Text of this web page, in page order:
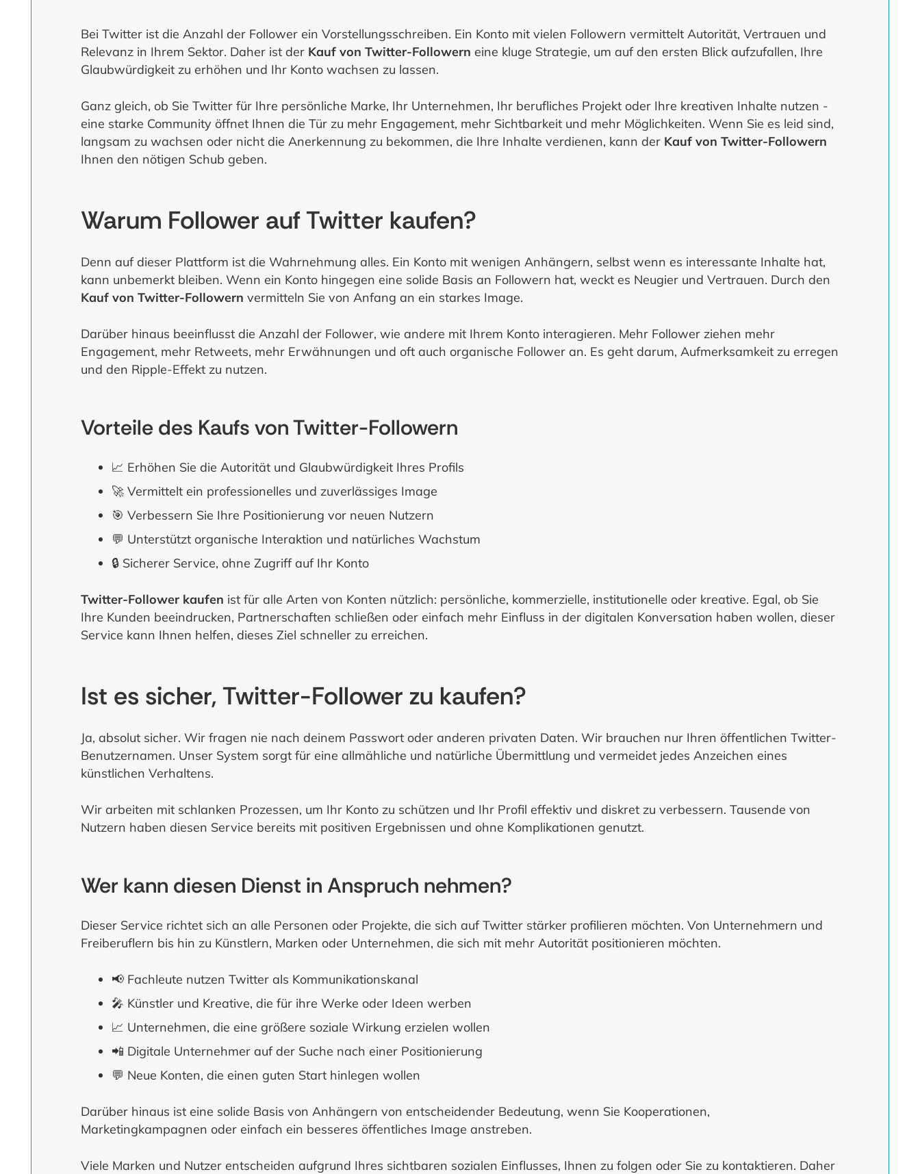
Bei Twitter ist die Anzahl der Follower ein Vorstellungsschreiben. Ein Konto mit vielen Followern vermittelt Autorität, Vertrauen und
Relevanz in Ihrem Sektor. Daher ist der Kauf von Twitter-Followern eine kluge Strategie, um auf den ersten Blick aufzufallen, Ihre
Glaubwürdigkeit zu erhöhen und Ihr Konto wachsen zu lassen.
Ganz gleich, ob Sie Twitter für Ihre persönliche Marke, Ihr Unternehmen, Ihr berufliches Projekt oder Ihre kreativen Inhalte nutzen -
eine starke Community öffnet Ihnen die Tür zu mehr Engagement, mehr Sichtbarkeit und mehr Möglichkeiten. Wenn Sie es leid sind,
langsam zu wachsen oder nicht die Anerkennung zu bekommen, die Ihre Inhalte verdienen, kann der Kauf von Twitter-Followern
Ihnen den nötigen Schub geben.
Warum Follower auf Twitter kaufen?
Denn auf dieser Plattform ist die Wahrnehmung alles. Ein Konto mit wenigen Anhängern, selbst wenn es interessante Inhalte hat,
kann unbemerkt bleiben. Wenn ein Konto hingegen eine solide Basis an Followern hat, weckt es Neugier und Vertrauen. Durch den
Kauf von Twitter-Followern vermitteln Sie von Anfang an ein starkes Image.
Darüber hinaus beeinflusst die Anzahl der Follower, wie andere mit Ihrem Konto interagieren. Mehr Follower ziehen mehr
Engagement, mehr Retweets, mehr Erwähnungen und oft auch organische Follower an. Es geht darum, Aufmerksamkeit zu erregen
und den Ripple-Effekt zu nutzen.
Vorteile des Kaufs von Twitter-Followern
📈 Erhöhen Sie die Autorität und Glaubwürdigkeit Ihres Profils
🚀 Vermittelt ein professionelles und zuverlässiges Image
🎯 Verbessern Sie Ihre Positionierung vor neuen Nutzern
💬 Unterstützt organische Interaktion und natürliches Wachstum
🔒 Sicherer Service, ohne Zugriff auf Ihr Konto
Twitter-Follower kaufen ist für alle Arten von Konten nützlich: persönliche, kommerzielle, institutionelle oder kreative. Egal, ob Sie
Ihre Kunden beeindrucken, Partnerschaften schließen oder einfach mehr Einfluss in der digitalen Konversation haben wollen, dieser
Service kann Ihnen helfen, dieses Ziel schneller zu erreichen.
Ist es sicher, Twitter-Follower zu kaufen?
Ja, absolut sicher. Wir fragen nie nach deinem Passwort oder anderen privaten Daten. Wir brauchen nur Ihren öffentlichen Twitter-
Benutzernamen. Unser System sorgt für eine allmähliche und natürliche Übermittlung und vermeidet jedes Anzeichen eines
künstlichen Verhaltens.
Wir arbeiten mit schlanken Prozessen, um Ihr Konto zu schützen und Ihr Profil effektiv und diskret zu verbessern. Tausende von
Nutzern haben diesen Service bereits mit positiven Ergebnissen und ohne Komplikationen genutzt.
Wer kann diesen Dienst in Anspruch nehmen?
Dieser Service richtet sich an alle Personen oder Projekte, die sich auf Twitter stärker profilieren möchten. Von Unternehmern und
Freiberuflern bis hin zu Künstlern, Marken oder Unternehmen, die sich mit mehr Autorität positionieren möchten.
📢 Fachleute nutzen Twitter als Kommunikationskanal
🎤 Künstler und Kreative, die für ihre Werke oder Ideen werben
📈 Unternehmen, die eine größere soziale Wirkung erzielen wollen
📲 Digitale Unternehmer auf der Suche nach einer Positionierung
💬 Neue Konten, die einen guten Start hinlegen wollen
Darüber hinaus ist eine solide Basis von Anhängern von entscheidender Bedeutung, wenn Sie Kooperationen,
Marketingkampagnen oder einfach ein besseres öffentliches Image anstreben.
Viele Marken und Nutzer entscheiden aufgrund Ihres sichtbaren sozialen Einflusses, Ihnen zu folgen oder Sie zu kontaktieren. Daher